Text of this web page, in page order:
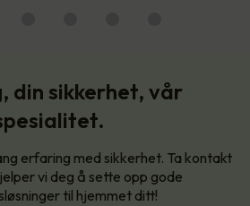
din sikkerhet, vår
erfaring med sikkerhet. Ta kontakt
vi deg å sette opp gode
til hjemmet ditt!